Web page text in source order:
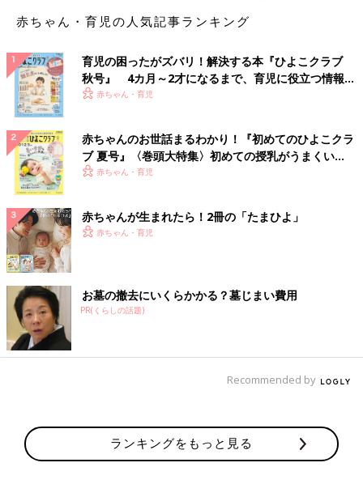
赤ちゃん・育児の人気記事ランキング
育児の困ったがズバリ！解決する本『ひよこクラブ
秋号』 4カ月～2才になるまで、育児に役立つ情報が
いっぱい！
赤ちゃん・育児
赤ちゃんのお世話まるわかり！『初めてのひよこクラ
ブ 夏号』〈巻頭大特集〉初めての授乳がうまくい
く！ おっぱい・ミルクの基本と夏のトラブル 解決テ
赤ちゃん・育児
赤ちゃんが生まれたら！2冊の「たまひよ」
赤ちゃん・育児
お墓の撤去にいくらかかる？墓じまい費用
PR(くらしの話題)
Recommended by
ランキングをもっと見る